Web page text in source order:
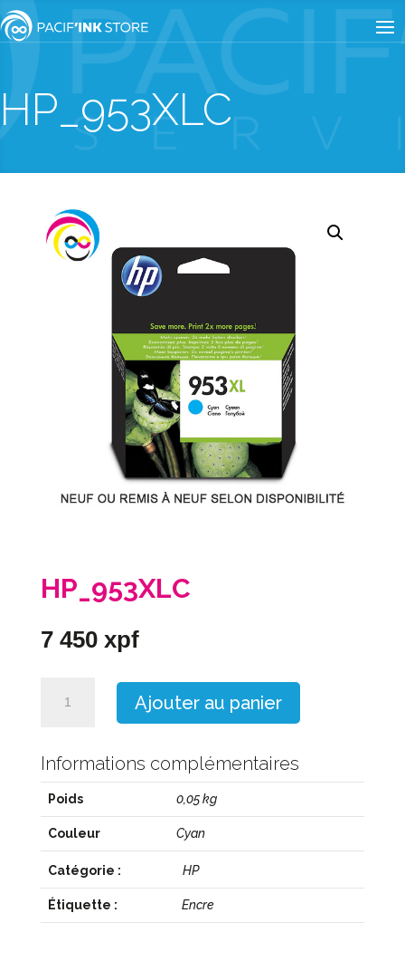
HP_953XLC
HP_953XLC
7 450 xpf
Ajouter au panier
Informations complémentaires
Poids 0,05 kg
Couleur Cyan
Catégorie : HP
Étiquette : Encre